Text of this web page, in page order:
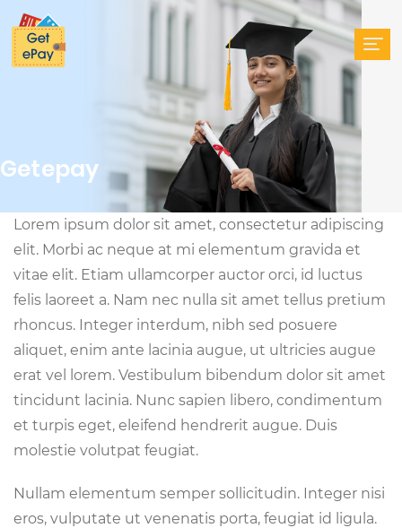
Getepay
Lorem ipsum dolor sit amet, consectetur adipiscing
elit. Morbi ac neque at mi elementum gravida et
vitae elit. Etiam ullamcorper auctor orci, id luctus
felis laoreet a. Nam nec nulla sit amet tellus pretium
rhoncus. Integer interdum, nibh sed posuere
aliquet, enim ante lacinia augue, ut ultricies augue
erat vel lorem. Vestibulum bibendum dolor sit amet
tincidunt lacinia. Nunc sapien libero, condimentum
et turpis eget, eleifend hendrerit augue. Duis
molestie volutpat feugiat.
Nullam elementum semper sollicitudin. Integer nisi
eros, vulputate ut venenatis porta, feugiat id ligula.